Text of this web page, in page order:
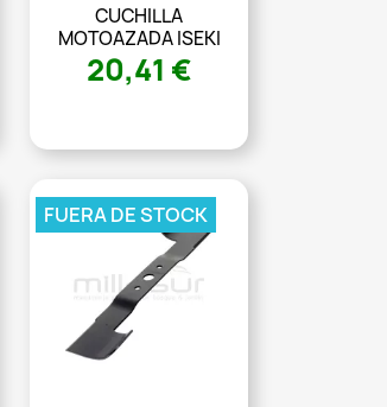
CUCHILLA
MOTOAZADA ISEKI
20,41 €
FUERA DE STOCK